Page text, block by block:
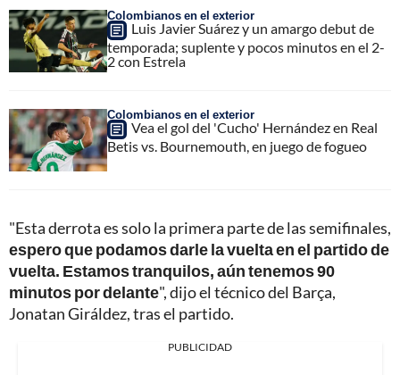
Colombianos en el exterior
Luis Javier Suárez y un amargo debut de
temporada; suplente y pocos minutos en el 2-
2 con Estrela
Colombianos en el exterior
Vea el gol del 'Cucho' Hernández en Real
Betis vs. Bournemouth, en juego de fogueo
"Esta derrota es solo la primera parte de las semifinales,
espero que podamos darle la vuelta en el partido de
vuelta. Estamos tranquilos, aún tenemos 90
minutos por delante", dijo el técnico del Barça,
Jonatan Giráldez, tras el partido.
PUBLICIDAD